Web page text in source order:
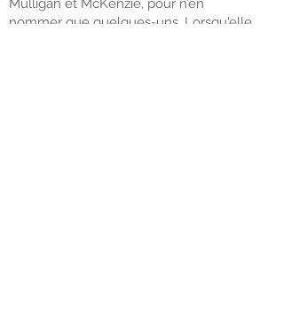
Mulligan et McKenzie, pour n’en
nommer que quelques-uns. Lorsqu'elle